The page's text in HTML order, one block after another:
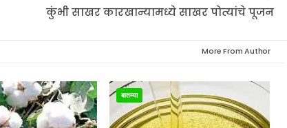
कुंभी साखर कारखान्यामध्ये साखर पोत्यांचे पूजन
More From Author
बातम्या